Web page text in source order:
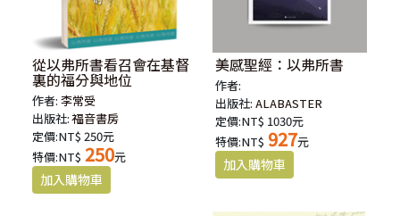
從以弗所書看召會在基督
裏的福分與地位
作者:李常受
出版社:福音書房
定價:NT$ 250元
特價:NT$ 250元
美感聖經：以弗所書
作者:
出版社:ALABASTER
定價:NT$ 1030元
特價:NT$ 927元